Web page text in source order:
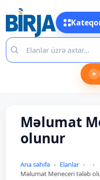
+
Məlumat
olunur
Ana səhifə
Elanlar
Məlumat Meneceri tələb